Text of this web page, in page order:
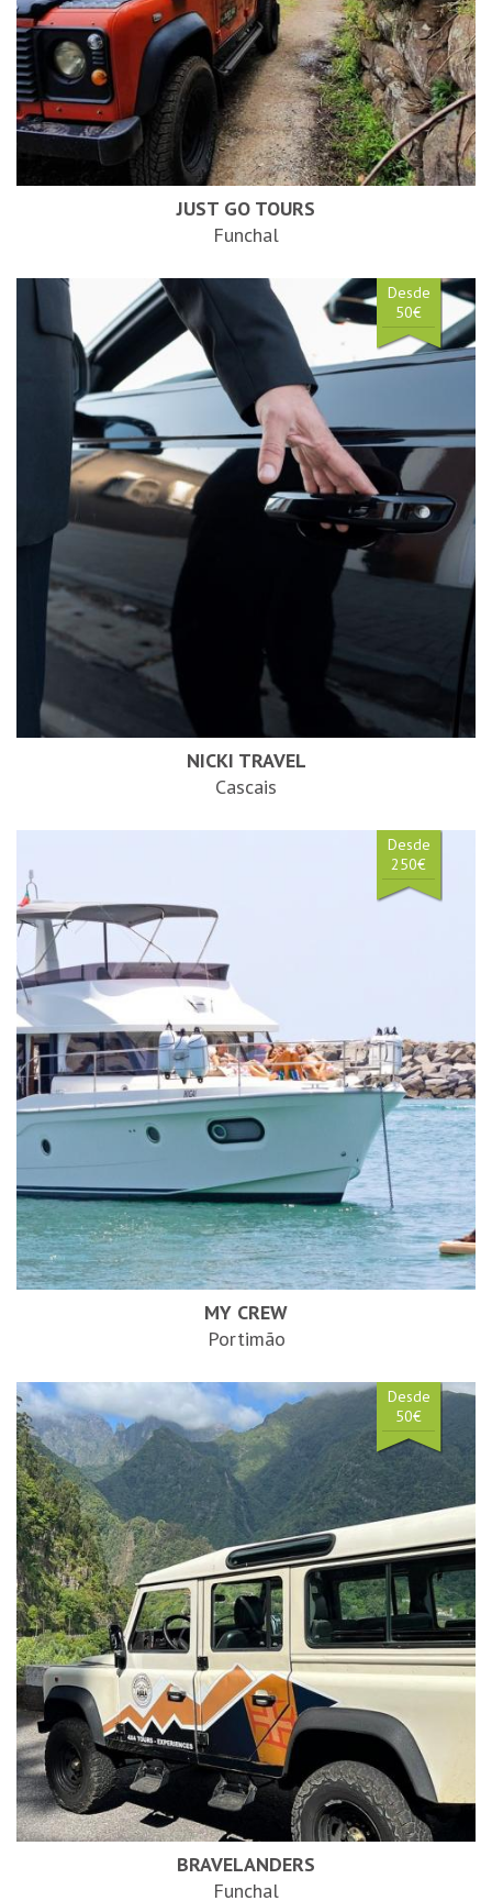
JUST GO TOURS
Funchal
Desde
50€
NICKI TRAVEL
Cascais
Desde
250€
MY CREW
Portimão
Desde
50€
BRAVELANDERS
Funchal